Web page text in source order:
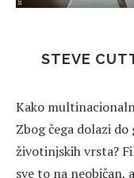
STEVE
Kako
Zbog čega dolazi
životinjskih vrsta?
sve to na neobičan,